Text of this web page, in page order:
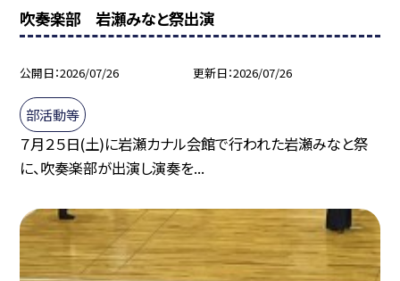
吹奏楽部 岩瀬みなと祭出演
公開日 2026/07/26 更新日 2026/07/26
部活動等
７月２５日(土)に岩瀬カナル会館で行われた岩瀬みなと祭
に、吹奏楽部が出演し演奏を...